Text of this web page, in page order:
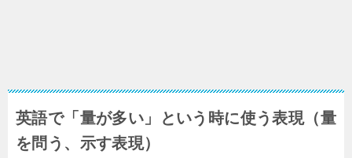
英語で「量が多い」という時に使う表現（量
を問う、示す表現）